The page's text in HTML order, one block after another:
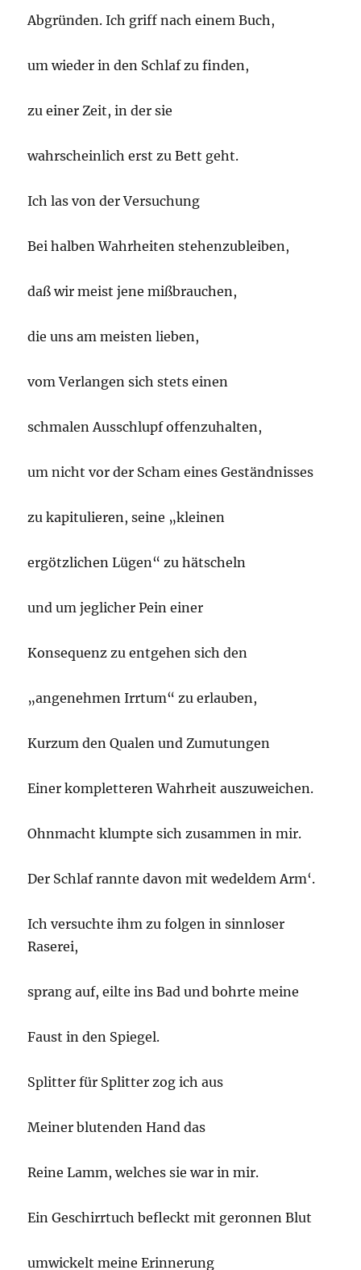
Abgründen. Ich griff nach einem Buch,
um wieder in den Schlaf zu finden,
zu einer Zeit, in der sie
wahrscheinlich erst zu Bett geht.
Ich las von der Versuchung
Bei halben Wahrheiten stehenzubleiben,
daß wir meist jene mißbrauchen,
die uns am meisten lieben,
vom Verlangen sich stets einen
schmalen Ausschlupf offenzuhalten,
um nicht vor der Scham eines Geständnisses
zu kapitulieren, seine „kleinen
ergötzlichen Lügen“ zu hätscheln
und um jeglicher Pein einer
Konsequenz zu entgehen sich den
„angenehmen Irrtum“ zu erlauben,
Kurzum den Qualen und Zumutungen
Einer kompletteren Wahrheit auszuweichen.
Ohnmacht klumpte sich zusammen in mir.
Der Schlaf rannte davon mit wedeldem Arm‘.
Ich versuchte ihm zu folgen in sinnloser
Raserei,
sprang auf, eilte ins Bad und bohrte meine
Faust in den Spiegel.
Splitter für Splitter zog ich aus
Meiner blutenden Hand das
Reine Lamm, welches sie war in mir.
Ein Geschirrtuch befleckt mit geronnen Blut
umwickelt meine Erinnerung